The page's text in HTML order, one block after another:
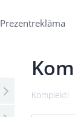
Prezentreklāma
Komplekti